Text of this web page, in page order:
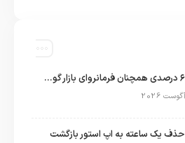
اپل با سهم ۶۵ درصدی همچنان فرمانروای بازار گوشی‌های پریمیوم جهان است
حذف یک ساعته به اپ استور بازگشت